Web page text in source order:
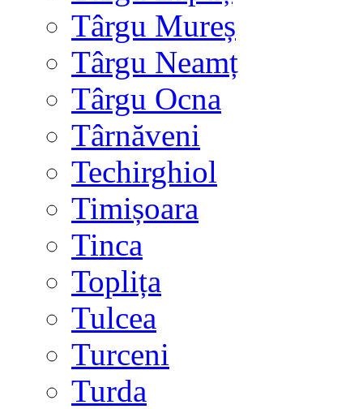
Târgu Mureș
Târgu Neamț
Târgu Ocna
Târnăveni
Techirghiol
Timișoara
Tinca
Toplița
Tulcea
Turceni
Turda